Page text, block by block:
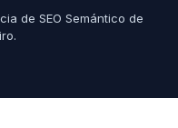
de SEO Semántico de